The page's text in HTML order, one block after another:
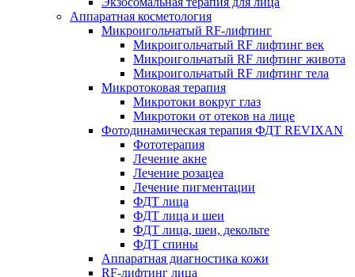
Аппаратная косметология
Микроигольчатый RF-лифтинг
Микроигольчатый RF лифтинг век
Микроигольчатый RF лифтинг живота
Микроигольчатый RF лифтинг тела
Микротоковая терапия
Микротоки вокруг глаз
Микротоки от отеков на лице
Фотодинамическая терапия ФДТ REVIXAN
Фототерапия
Лечение акне
Лечение розацеа
Лечение пигментации
ФДТ лица
ФДТ лица и шеи
ФДТ лица, шеи, декольте
ФДТ спины
Аппаратная диагностика кожи
RF-лифтинг лица